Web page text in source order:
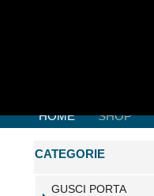
HOME SHOP
CATEGORIE
GUSCI PORTA